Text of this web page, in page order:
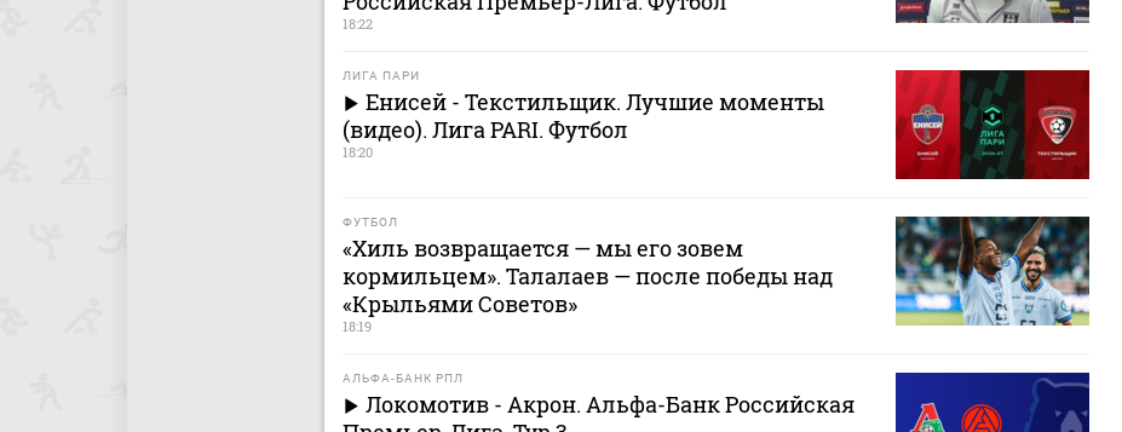
18:22
ЛИГА ПАРИ
Енисей - Текстильщик. Лучшие моменты
(видео). Лига PARI. Футбол
18:20
ФУТБОЛ
«Хиль возвращается — мы его зовем
кормильцем». Талалаев — после победы над
«Крыльями Советов»
18:19
АЛЬФА-БАНК РПЛ
Локомотив - Акрон. Альфа-Банк Российская